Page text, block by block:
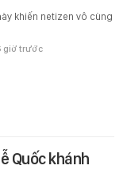
khiến netizen vô cùng
giờ trước
Quốc khánh